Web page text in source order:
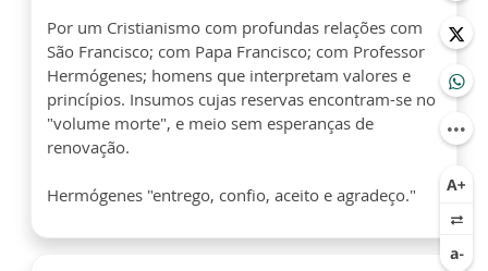
Por um Cristianismo com profundas relações com
São Francisco; com Papa Francisco; com Professor
Hermógenes; homens que interpretam valores e
princípios. Insumos cujas reservas encontram-se no
"volume morte", e meio sem esperanças de
renovação.
Hermógenes "entrego, confio, aceito e agradeço."